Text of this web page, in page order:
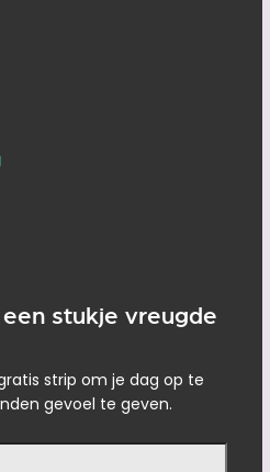
stukje vreugde
strip om je dag op te
gevoel te geven.